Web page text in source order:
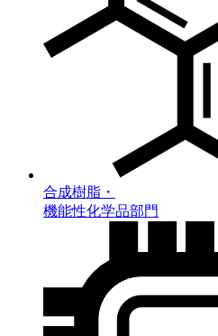
合成樹脂・
機能性化学品部門